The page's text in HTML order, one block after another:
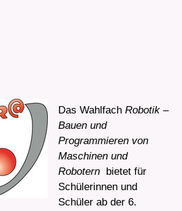
Das Wahlfach Robotik –
Bauen und
Programmieren von
Maschinen und
Robotern bietet für
Schülerinnen und
Schüler ab der 6.